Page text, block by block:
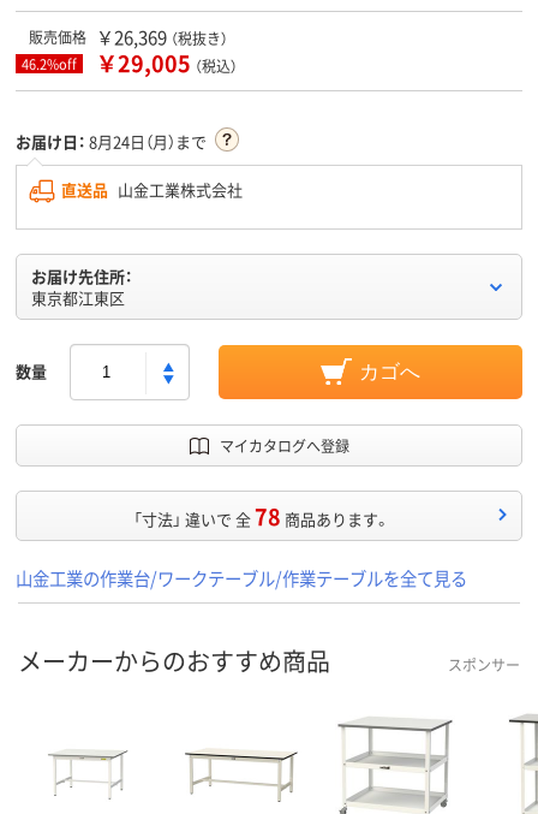
販売価格 ￥26,369 （税抜き）
46.2%off ￥29,005 （税込）
お届け日： 8月24日（月）まで
直送品 山金工業株式会社
お届け先住所：
東京都江東区
数量 カゴへ
マイカタログへ登録
「寸法」 違いで 全78 商品あります。
山金工業の作業台/ワークテーブル/作業テーブルを全て見る
メーカーからのおすすめ商品 スポンサー